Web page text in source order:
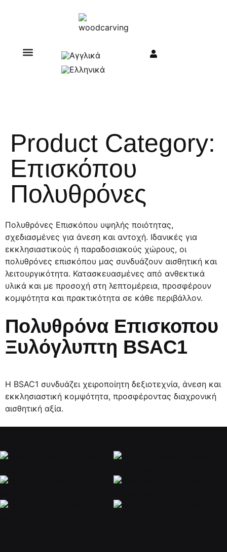
Product Category:
Επισκόπου
Πολυθρόνες
Πολυθρόνες Επισκόπου υψηλής ποιότητας,
σχεδιασμένες για άνεση και αντοχή. Ιδανικές για
εκκλησιαστικούς ή παραδοσιακούς χώρους, οι
πολυθρόνες επισκόπου μας συνδυάζουν αισθητική και
λειτουργικότητα. Κατασκευασμένες από ανθεκτικά
υλικά και με προσοχή στη λεπτομέρεια, προσφέρουν
κομψότητα και πρακτικότητα σε κάθε περιβάλλον.
Πολυθρόνα Επισκοπου
Ξυλόγλυπτη BSAC1
Η BSAC1 συνδυάζει χειροποίητη δεξιοτεχνία, άνεση και
εκκλησιαστική κομψότητα, προσφέροντας διαχρονική
αισθητική αξία.